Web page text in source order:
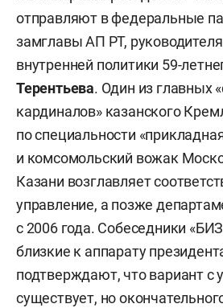
отправляют в федеральные
замглавы АП РТ,
внутренней политики 59-
Терентьева. Один из главных
кардиналов» казанского
по специальности
и комсомольский вожак
Казани возглавляет
управление, а позже
с 2006 года. Собеседники
близкие к аппарату
подтверждают, что вариант с
существует, но